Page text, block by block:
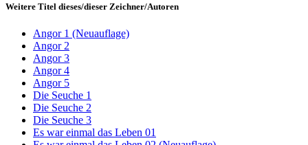
Weitere Titel dieses/dieser Zeichner/Autoren
Angor 1 (Neuauflage)
Angor 2
Angor 3
Angor 4
Angor 5
Die Seuche 1
Die Seuche 2
Die Seuche 3
Es war einmal das Leben 01